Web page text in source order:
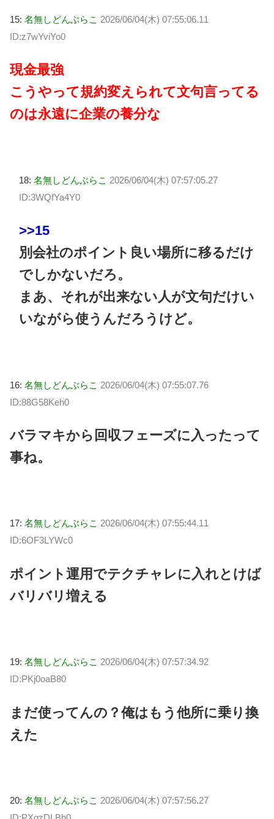
15: 名無しどんぶらこ 2026/06/04(木) 07:55:06.11
ID:z7wYviYo0
現金最強
こうやって規約変えられて文句言ってる
のは永遠に企業の養分な
18: 名無しどんぶらこ 2026/06/04(木) 07:57:05.27
ID:3WQfYa4Y0
>>15
別会社のポイント良い場所に移るだけ
でしかないだろ。
まあ、それが出来ない人が文句だけい
いながら使うんだろうけど。
16: 名無しどんぶらこ 2026/06/04(木) 07:55:07.76
ID:88G58Keh0
バラマキから回収フェーズに入ったって
事ね。
17: 名無しどんぶらこ 2026/06/04(木) 07:55:44.11
ID:6OF3LYWc0
ポイント運用でテクチャレに入れとけば
バリバリ増える
19: 名無しどんぶらこ 2026/06/04(木) 07:57:34.92
ID:PKj0oaB80
まだ使ってんの？俺はもう他所に乗り換
えた
20: 名無しどんぶらこ 2026/06/04(木) 07:57:56.27